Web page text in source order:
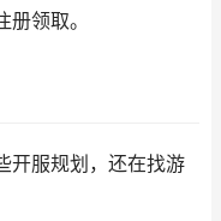
册领取。
开服规划，还在找游